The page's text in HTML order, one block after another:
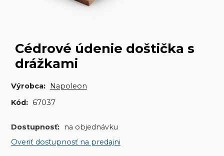
Cédrové údenie doštička s
drážkami
Výrobca: Napoleon
Kód: 67037
Dostupnosť:
na objednávku
Overiť dostupnosť na predajni